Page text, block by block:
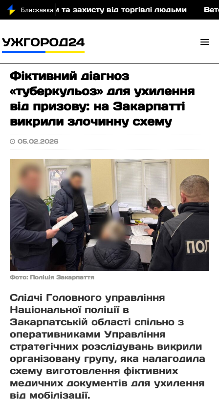
та захисту від торгівлі людьми
Фіктивний діагноз
«туберкульоз» для ухилення
від призову: на Закарпатті
викрили злочинну схему
05.02.2026
Фото: Поліція Закарпаття
Слідчі Головного управління
Національної поліції в
Закарпатській області спільно з
оперативниками Управління
стратегічних розслідувань викрили
організовану групу, яка налагодила
схему виготовлення фіктивних
медичних документів для ухилення
від мобілізації.